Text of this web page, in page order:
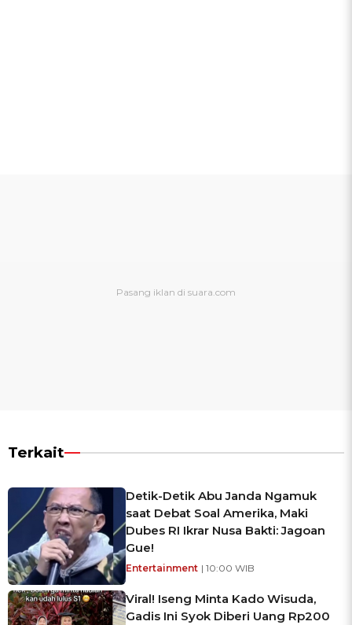
Terkait
Detik-Detik Abu Janda Ngamuk
saat Debat Soal Amerika, Maki
Dubes RI Ikrar Nusa Bakti: Jagoan
Gue!
Entertainment | 10:00 WIB
Viral! Iseng Minta Kado Wisuda,
Gadis Ini Syok Diberi Uang Rp200